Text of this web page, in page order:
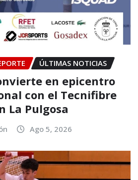
ÚLTIMAS NOTICIAS
en epicentro
con el Tecnifibre
La Pulgosa
Ago 5, 2026